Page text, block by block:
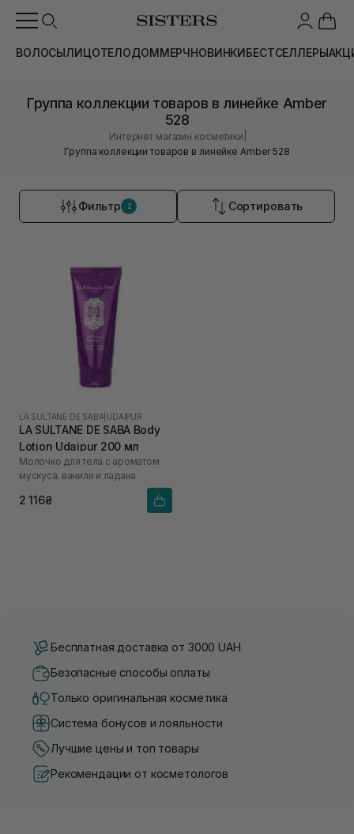
ВОЛОСЫЛИЦОТЕЛОДОММЕРЧНОВИНКИБЕСТСЕЛЛЕРЫ
Группа коллекции товаров в линейке Amber
528
Интернет магазин косметики
Группа коллекции товаров в линейке Amber 528
Фильтр 2 Сортировать
LA SULTANE DE SABA UDAIPUR
LA SULTANE DE SABA Body
Lotion Udaipur 200 мл
Молочко для тела с ароматом
мускуса, ванили и ладана
2 116₴
Бесплатная доставка от 3000 UAH
Безопасные способы оплаты
Только оригинальная косметика
Система бонусов и лояльности
Лучшие цены и топ товары
Рекомендации от косметологов